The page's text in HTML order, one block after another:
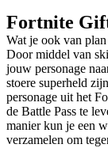
Fortnite
Wat je ook van
Door middel van
jouw personage
stoere superheld
personage uit het
de Battle Pass te
manier kun je een
verzamelen om